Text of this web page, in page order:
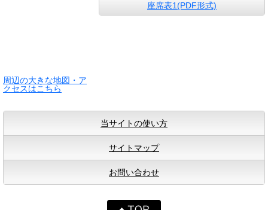
周辺の大きな地図・ア
クセスはこちら
座席表1(PDF形式)
当サイトの使い方
サイトマップ
お問い合わせ